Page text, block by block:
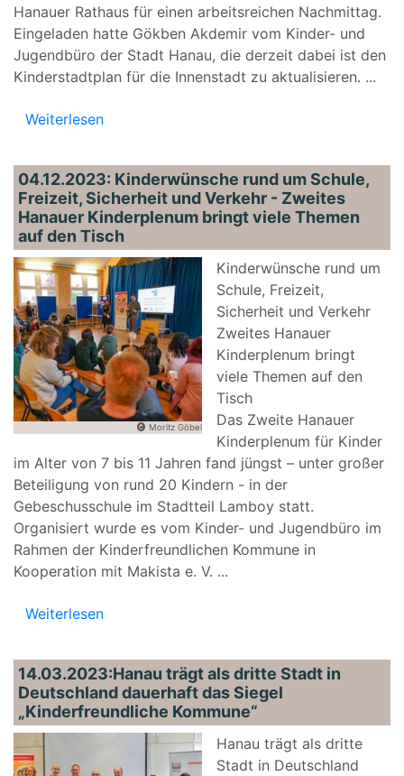
Hanauer Rathaus für einen arbeitsreichen Nachmittag.
Eingeladen hatte Gökben Akdemir vom Kinder- und
Jugendbüro der Stadt Hanau, die derzeit dabei ist den
Kinderstadtplan für die Innenstadt zu aktualisieren. ...
Weiterlesen
04.12.2023: Kinderwünsche rund um Schule,
Freizeit, Sicherheit und Verkehr - Zweites
Hanauer Kinderplenum bringt viele Themen
auf den Tisch
Moritz Göbel
Kinderwünsche rund um
Schule, Freizeit,
Sicherheit und Verkehr
Zweites Hanauer
Kinderplenum bringt
viele Themen auf den
Tisch
Das Zweite Hanauer
Kinderplenum für Kinder
im Alter von 7 bis 11 Jahren fand jüngst – unter großer
Beteiligung von rund 20 Kindern - in der
Gebeschusschule im Stadtteil Lamboy statt.
Organisiert wurde es vom Kinder- und Jugendbüro im
Rahmen der Kinderfreundlichen Kommune in
Kooperation mit Makista e. V. ...
Weiterlesen
14.03.2023:Hanau trägt als dritte Stadt in
Deutschland dauerhaft das Siegel
„Kinderfreundliche Kommune“
Hanau trägt als dritte
Stadt in Deutschland